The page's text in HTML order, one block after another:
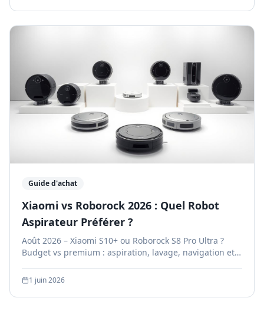
Guide d'achat
Xiaomi vs Roborock 2026 : Quel Robot
Aspirateur Préférer ?
Août 2026 – Xiaomi S10+ ou Roborock S8 Pro Ultra ?
Budget vs premium : aspiration, lavage, navigation et
1 juin 2026